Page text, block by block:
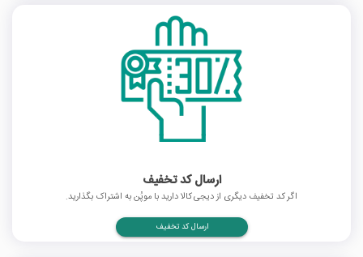
ارسال کد تخفیف
اگر کد تخفیف دیگری از دیجی کالا دارید با موپُن به اشتراک بگذارید.
ارسال کد تخفیف